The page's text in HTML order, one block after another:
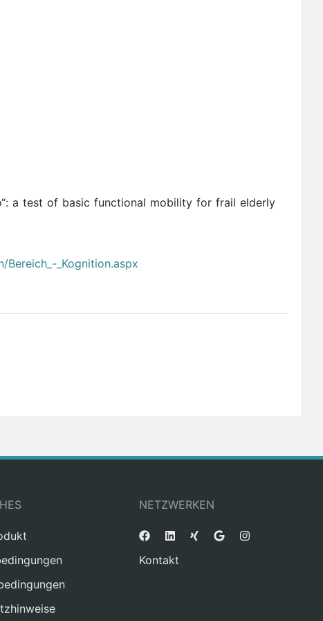
a test of basic functional mobility for frail elderly
Bereich_-_Kognition.aspx
NETZWERKEN
Kontakt